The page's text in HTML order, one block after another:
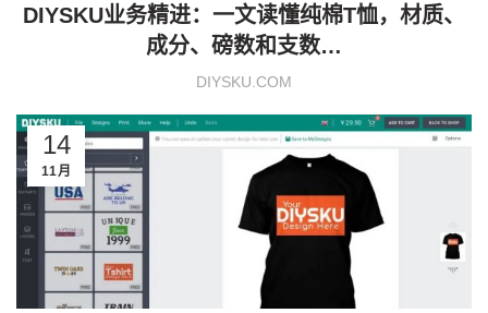
DIYSKU业务精进：一文读懂纯棉T恤，材质、
成分、磅数和支数…
DIYSKU.COM
14
11月